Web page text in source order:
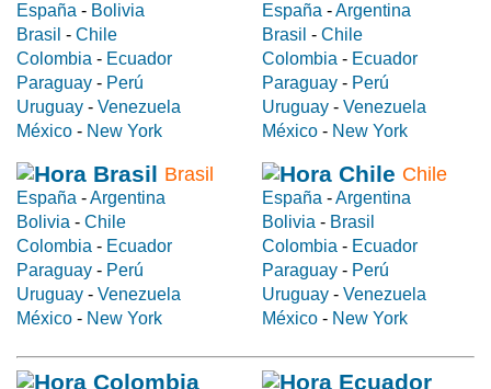
España - Bolivia
Brasil - Chile
Colombia - Ecuador
Paraguay - Perú
Uruguay - Venezuela
México - New York
España -Argentina
Brasil - Chile
Colombia - Ecuador
Paraguay - Perú
Uruguay - Venezuela
México - New York
Brasil
España -Argentina
Bolivia - Chile
Colombia - Ecuador
Paraguay - Perú
Uruguay - Venezuela
México - New York
Chile
España -Argentina
Bolivia - Brasil
Colombia - Ecuador
Paraguay - Perú
Uruguay - Venezuela
México - New York